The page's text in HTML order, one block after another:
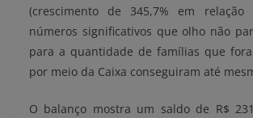
(crescimento de 345,7% em relação
números significativos que olho não
para a quantidade de famílias que
por meio da Caixa conseguiram até
O balanço mostra um saldo de R$